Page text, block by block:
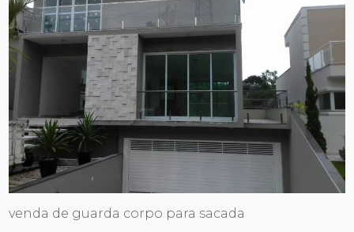
venda de guarda corpo para sacada